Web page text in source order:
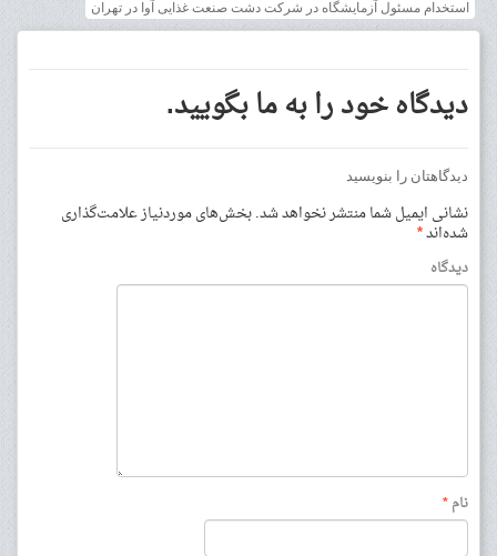
استخدام مسئول آزمایشگاه در شرکت دشت صنعت غذایی آوا در تهران
دیدگاه خود را به ما بگویید.
دیدگاهتان را بنویسید
نشانی ایمیل شما منتشر نخواهد شد.بخش‌های موردنیاز علامت‌گذاری
شده‌اند*
دیدگاه
نام*